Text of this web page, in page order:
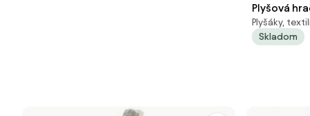
Plyšová
24 * 24 *
Plyšáky,
Skladom